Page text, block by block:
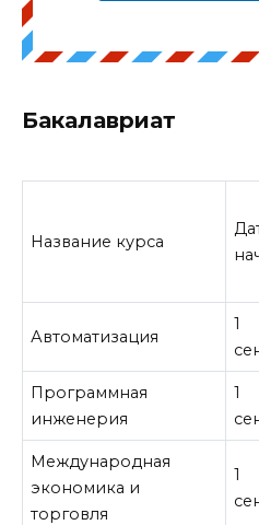
Бакалавриат
Название курса
Автоматизация
1
Программная
инженерия
1
Международная
экономика и
торговля
1